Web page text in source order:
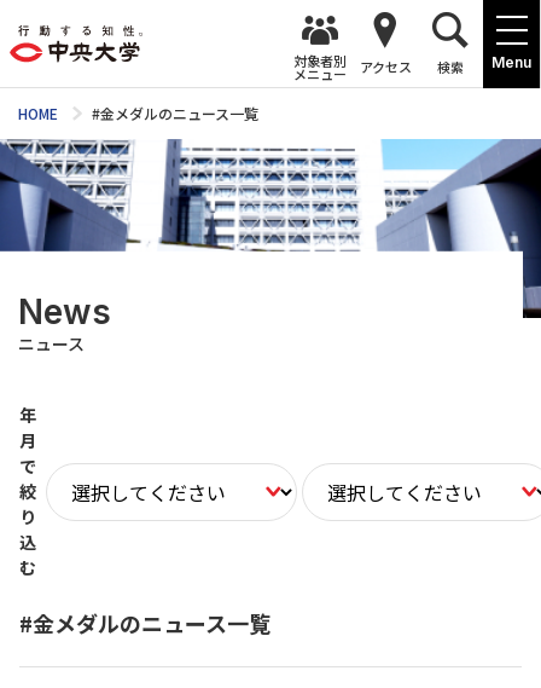
Menu
対象者別
メニュー アクセス 検索
HOME #金メダルのニュース一覧
News
ニュース
年
月
で
絞
り
込
む
#金メダルのニュース一覧